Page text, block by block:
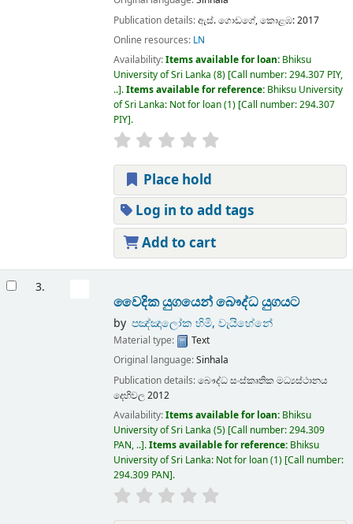
Publication details:ඇස්. ගොඩගේ,කොළඹ:2017
Online resources: LN
Availability:Items available for loan: Bhiksu
University of Sri Lanka (8) Call number:294.307 PIY,
.. .Items available for reference: Bhiksu University
of Sri Lanka: Not for loan(1) Call number:294.307
PIY .
Place hold
Log in to add tags
Add to cart
3.
වෛදික යුගයෙන් බෞද්ධ යුගයට
by පඤ්ඤාලෝක හිමි, වැයිහේනේ
Material type:
Text
Original language:Sinhala
Publication details:බෞද්ධ සංස්කෘතික මධ්‍යස්ථානය
දෙහිවල2012
Availability:Items available for loan: Bhiksu
University of Sri Lanka (5) Call number:294.309
PAN, .. .Items available for reference: Bhiksu
University of Sri Lanka: Not for loan(1) Call number:
294.309 PAN .